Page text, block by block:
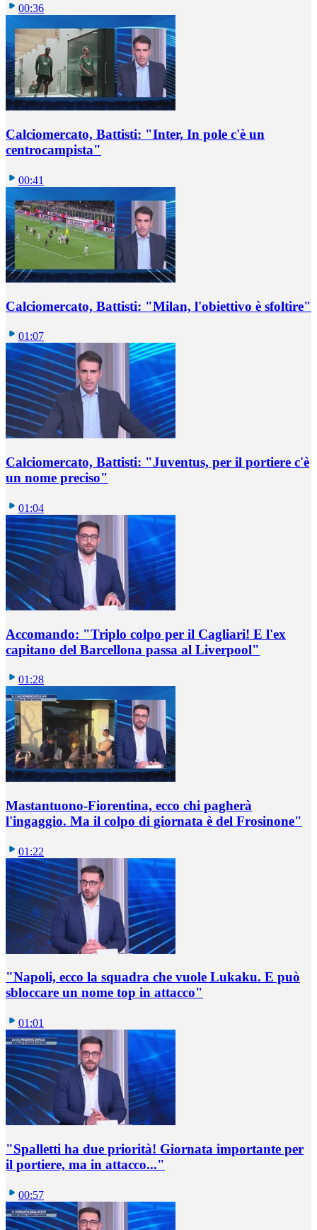
00:36
Calciomercato, Battisti: "Inter, In pole c'è un
centrocampista"
00:41
Calciomercato, Battisti: "Milan, l'obiettivo è sfoltire"
01:07
Calciomercato, Battisti: "Juventus, per il portiere c'è
un nome preciso"
01:04
Accomando: "Triplo colpo per il Cagliari! E l'ex
capitano del Barcellona passa al Liverpool"
01:28
Mastantuono-Fiorentina, ecco chi pagherà
l'ingaggio. Ma il colpo di giornata è del Frosinone"
01:22
"Napoli, ecco la squadra che vuole Lukaku. E può
sbloccare un nome top in attacco"
01:01
"Spalletti ha due priorità! Giornata importante per
il portiere, ma in attacco..."
00:57